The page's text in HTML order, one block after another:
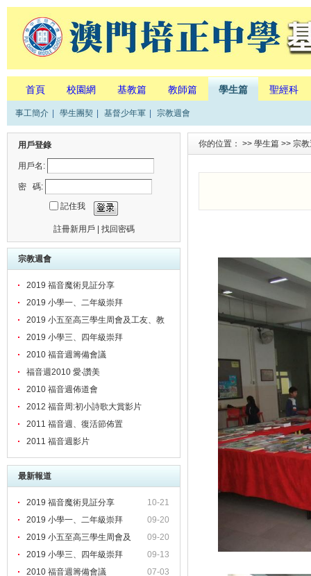
首頁 校園網 基教篇 教師篇 學生篇 聖經科
事工簡介 學生團契 基督少年軍 宗教週會
用戶登錄
用戶名:
密 碼:
記住我
註冊新用戶 找回密碼
宗教週會
2019 福音魔術見証分享
2019 小學一、二年級崇拜
2019 小五至高三學生周會及工友、教
職員靈修會
2019 小學三、四年級崇拜
2010 福音週籌備會議
福音週2010 愛‧讚美
2010 福音週佈道會
2012 福音周:初小詩歌大賞影片
2011 福音週、復活節佈置
2011 福音週影片
最新報道
10-21
2019 福音魔術見証分享
09-20
2019 小學一、二年級崇拜
09-20
2019 小五至高三學生周會及
09-13
2019 小學三、四年級崇拜
07-03
2010 福音週籌備會議
你的位置： >> 學生篇 >> 宗